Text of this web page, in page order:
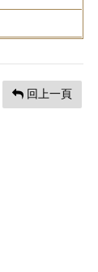
回上一頁